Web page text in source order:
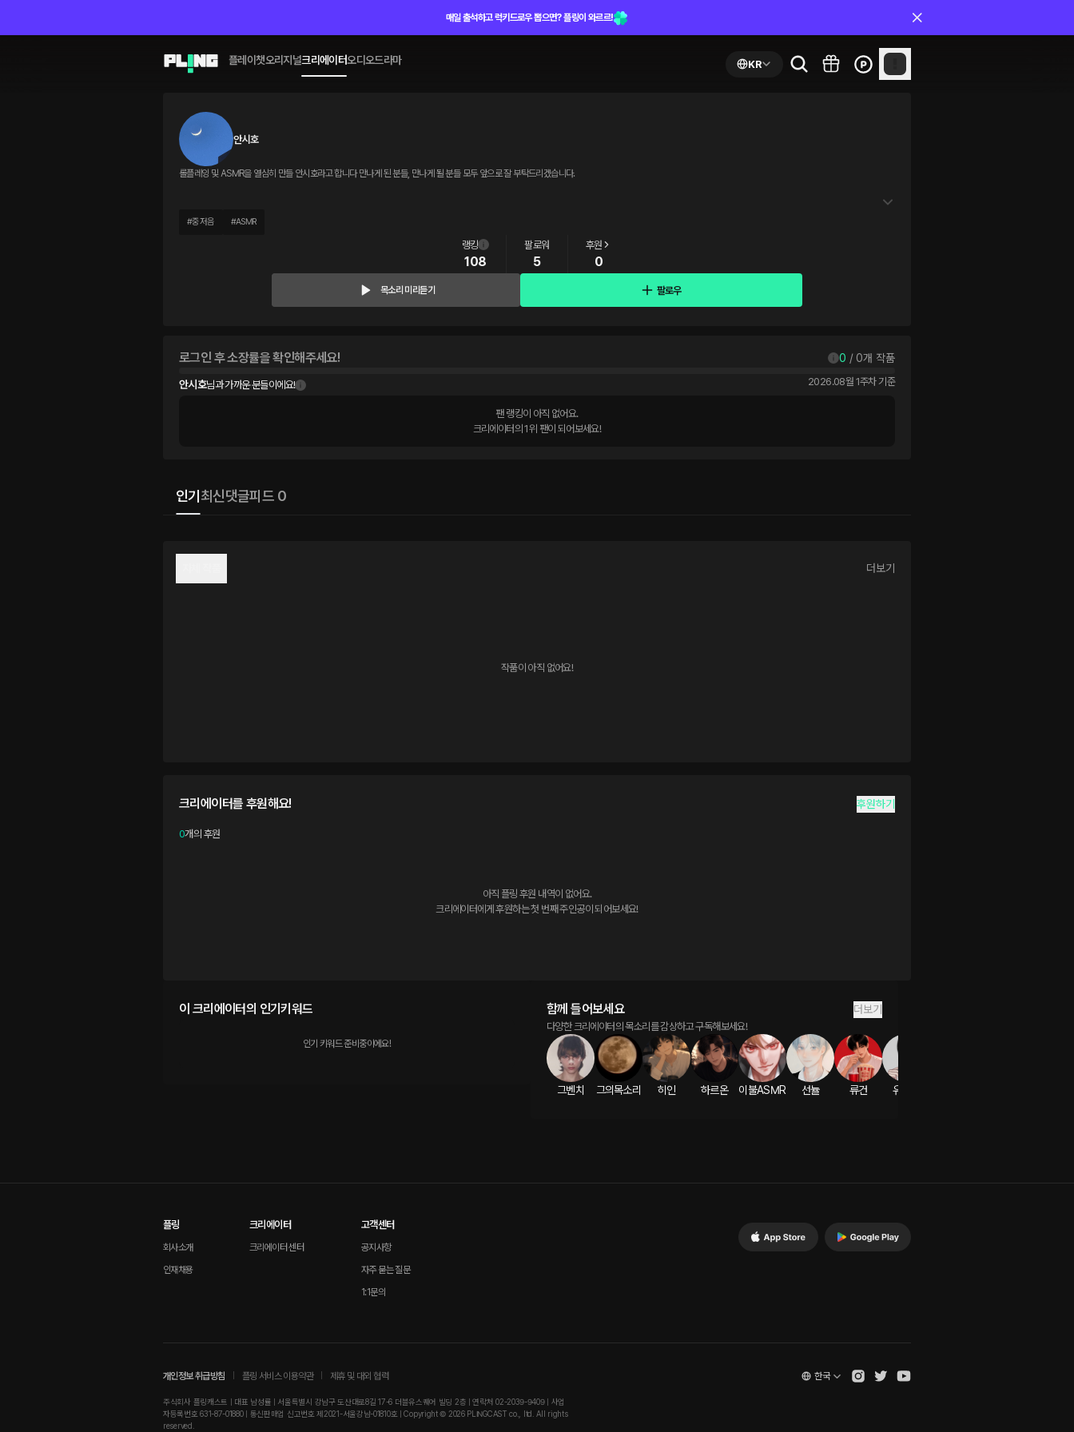
매일 출석하고 럭키드로우 뽑으면? 플링이 와르르!
플레이챗오리지널크리에이터오디오드라마 KR
안시호
롤플레잉 및 ASMR을 열심히 만들 안시호라고 합니다 만나게 된 분들, 만나게 될 분들 모두 앞으로 잘 부탁드리겠습니다.
#중저음 #ASMR
랭킹
108
팔로워
5
후원
0
목소리 미리듣기 팔로우
로그인 후 소장률을 확인해주세요! 0 / 0개 작품
안시호님과 가까운 분들이에요! 2026.08월 1주차 기준
팬 랭킹이 아직 없어요.
크리에이터의 1위 팬이 되어보세요!
인기 최신댓글피드 0
더보기
작품이 아직 없어요!
이 크리에이터의 인기키워드
인기 키워드 준비중이에요!
크리에이터를 후원해요! 후원하기
0개의 후원
아직 플링 후원 내역이 없어요.
크리에이터에게 후원하는 첫 번째 주인공이 되어보세요!
함께 들어보세요 더보기
다양한 크리에이터의 목소리를 감상하고 구독해보세요!
그벤치 그의목소리 히인 하르온 이불ASMR 선뉼 류건 유빼미
플링
회사소개
인재채용
크리에이터
크리에이터 센터
고객센터
공지사항
자주 묻는 질문
1:1문의
개인정보 취급방침 플링 서비스 이용약관 제휴 및 대외 협력
주식회사 플링캐스트 | 대표 남성률 | 서울특별시 강남구 도산대로8길 17-6 더블유스퀘어 빌딩 2층 | 연락처 02-2039-9409 | 사업
자등록번호 631-87-01880 | 통신판매업 신고번호 제2021-서울강남-01810호 | Copyright © 2026 PLINGCAST co., ltd. All rights
reserved.
한국